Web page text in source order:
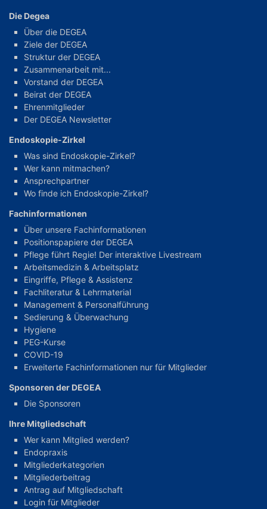
Die Degea
Über die DEGEA
Ziele der DEGEA
Struktur der DEGEA
Zusammenarbeit mit...
Vorstand der DEGEA
Beirat der DEGEA
Ehrenmitglieder
Der DEGEA Newsletter
Endoskopie-Zirkel
Was sind Endoskopie-Zirkel?
Wer kann mitmachen?
Ansprechpartner
Wo finde ich Endoskopie-Zirkel?
Fachinformationen
Über unsere Fachinformationen
Positionspapiere der DEGEA
Pflege führt Regie! Der interaktive Livestream
Arbeitsmedizin & Arbeitsplatz
Eingriffe, Pflege & Assistenz
Fachliteratur & Lehrmaterial
Management & Personalführung
Sedierung & Überwachung
Hygiene
PEG-Kurse
COVID-19
Erweiterte Fachinformationen nur für Mitglieder
Sponsoren der DEGEA
Die Sponsoren
Ihre Mitgliedschaft
Wer kann Mitglied werden?
Endopraxis
Mitgliederkategorien
Mitgliederbeitrag
Antrag auf Mitgliedschaft
Login für Mitglieder